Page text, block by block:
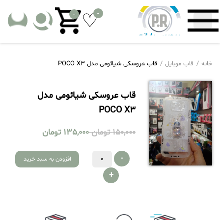
0
0
خانه قاب موبایل قاب عروسکی شیائومی مدل POCO X3
قاب عروسکی شیائومی مدل
POCO X3
150,000 تومان 135,000 تومان
-
+
افزودن به سبد خرید